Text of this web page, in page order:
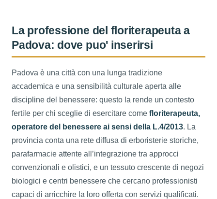
La professione del floriterapeuta a
Padova: dove puo' inserirsi
Padova è una città con una lunga tradizione
accademica e una sensibilità culturale aperta alle
discipline del benessere: questo la rende un contesto
fertile per chi sceglie di esercitare come floriterapeuta,
operatore del benessere ai sensi della L.4/2013. La
provincia conta una rete diffusa di erboristerie storiche,
parafarmacie attente all’integrazione tra approcci
convenzionali e olistici, e un tessuto crescente di negozi
biologici e centri benessere che cercano professionisti
capaci di arricchire la loro offerta con servizi qualificati.